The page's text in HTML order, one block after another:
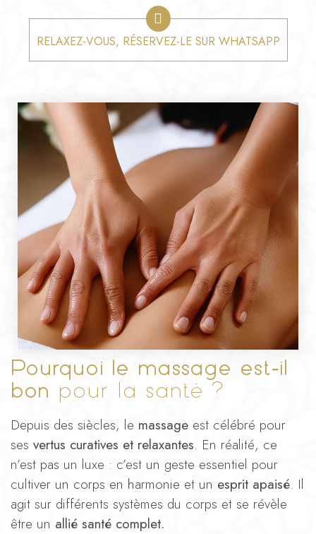
RELAXEZ-VOUS, RÉSERVEZ-LE SUR WHATSAPP
Pourquoi le massage est‑il
bon
pour la santé ?
Depuis des siècles, le massage est célébré pour
ses vertus curatives et relaxantes. En réalité, ce
n’est pas un luxe : c’est un geste essentiel pour
cultiver un corps en harmonie et un esprit apaisé. Il
agit sur différents systèmes du corps et se révèle
être un allié santé complet.